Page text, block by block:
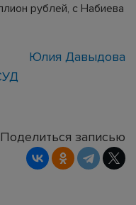
рублей, с Набиева
Юлия Давыдова
Поделиться записью